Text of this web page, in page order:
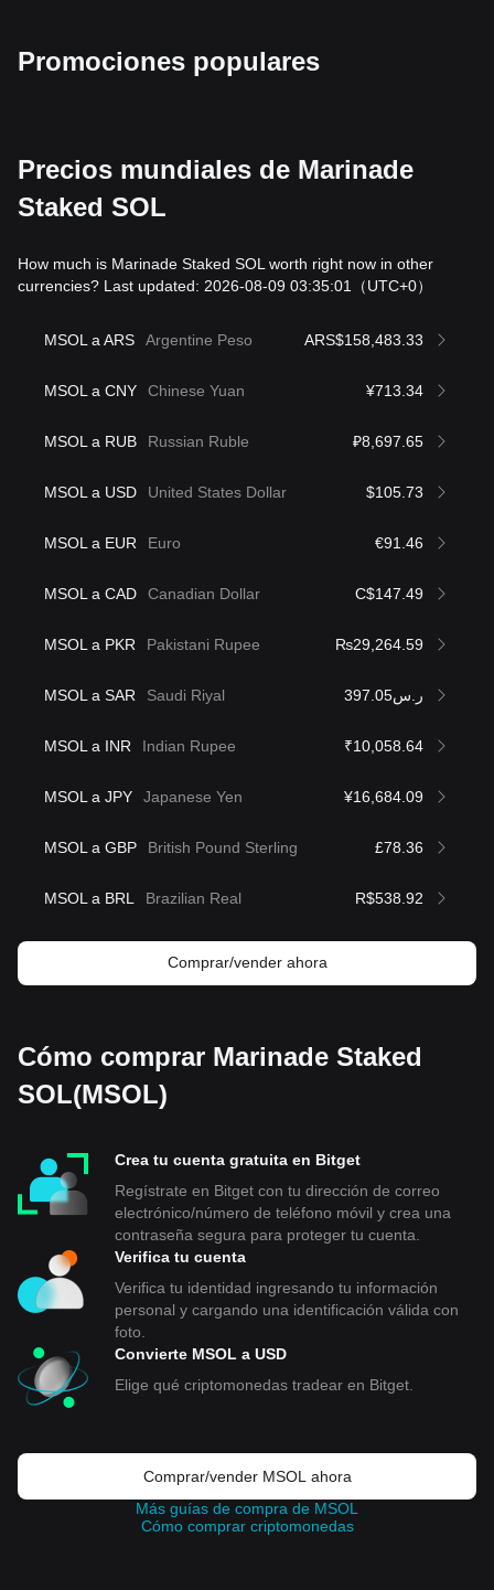
Promociones populares
Precios mundiales de Marinade
Staked SOL
How much is Marinade Staked SOL worth right now in other
currencies? Last updated: 2026-08-09 03:35:01
（UTC+0）
MSOL a ARS Argentine Peso ARS$158,483.33
MSOL a CNY Chinese Yuan ¥713.34
MSOL a RUB Russian Ruble ₽8,697.65
MSOL a USD United States Dollar $105.73
MSOL a EUR Euro €91.46
MSOL a CAD Canadian Dollar C$147.49
MSOL a PKR Pakistani Rupee ₨29,264.59
MSOL a SAR Saudi Riyal ر.س397.05
MSOL a INR Indian Rupee ₹10,058.64
MSOL a JPY Japanese Yen ¥16,684.09
MSOL a GBP British Pound Sterling £78.36
MSOL a BRL Brazilian Real R$538.92
Comprar/vender ahora
Cómo comprar Marinade Staked
SOL(MSOL)
Crea tu cuenta gratuita en Bitget
Regístrate en Bitget con tu dirección de correo
electrónico/número de teléfono móvil y crea una
contraseña segura para proteger tu cuenta.
Verifica tu cuenta
Verifica tu identidad ingresando tu información
personal y cargando una identificación válida con
foto.
Convierte MSOL a USD
Elige qué criptomonedas tradear en Bitget.
Comprar/vender MSOL ahora
Más guías de compra de MSOL
Cómo comprar criptomonedas